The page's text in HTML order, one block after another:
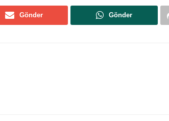
Gönder Gönder